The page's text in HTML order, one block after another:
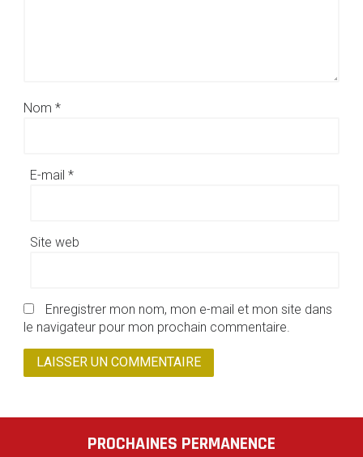
Nom *
E-mail *
Site web
Enregistrer mon nom, mon e-mail et mon site dans
le navigateur pour mon prochain commentaire.
PROCHAINES PERMANENCE